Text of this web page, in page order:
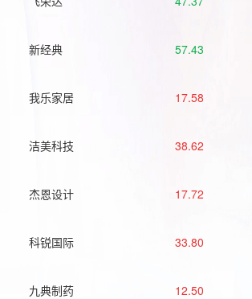
新经典 57.43
我乐家居 17.58
洁美科技 38.62
杰恩设计 17.72
科锐国际 33.80
九典制药 12.50